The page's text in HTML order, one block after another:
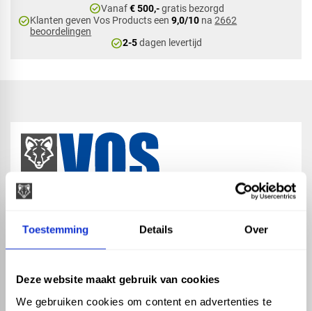
Toestemming Details Over
Deze website maakt gebruik van cookies
We gebruiken cookies om content en advertenties te
check_circleVanaf€ 500,-gratis bezorgd
check_circleKlanten geven Vos Products een9,0/10 na2662
beoordelingen
check_circle2-5dagen levertijd
phone_enabled +31 416 75 02 55
mail info@vosproducts.nl